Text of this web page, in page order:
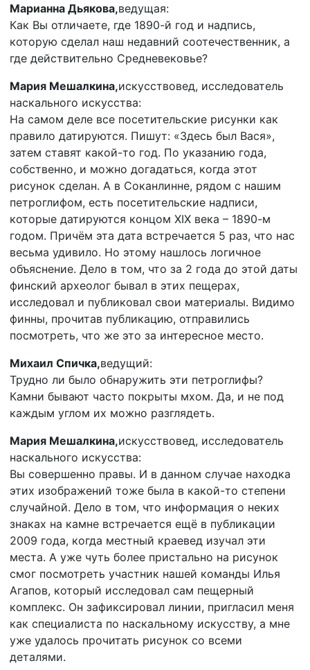
Марианна Дьякова,ведущая:
Как Вы отличаете, где 1890-й год и надпись,
которую сделал наш недавний соотечественник, а
где действительно Средневековье?
Мария Мешалкина,искусствовед, исследователь
наскального искусства:
На самом деле все посетительские рисунки как
правило датируются. Пишут: «Здесь был Вася»,
затем ставят какой-то год. По указанию года,
собственно, и можно догадаться, когда этот
рисунок сделан. А в Соканлинне, рядом с нашим
петроглифом, есть посетительские надписи,
которые датируются концом XIX века – 1890-м
годом. Причём эта дата встречается 5 раз, что нас
весьма удивило. Но этому нашлось логичное
объяснение. Дело в том, что за 2 года до этой даты
финский археолог бывал в этих пещерах,
исследовал и публиковал свои материалы. Видимо
финны, прочитав публикацию, отправились
посмотреть, что же это за интересное место.
Михаил Спичка,ведущий:
Трудно ли было обнаружить эти петроглифы?
Камни бывают часто покрыты мхом. Да, и не под
каждым углом их можно разглядеть.
Мария Мешалкина,искусствовед, исследователь
наскального искусства:
Вы совершенно правы. И в данном случае находка
этих изображений тоже была в какой-то степени
случайной. Дело в том, что информация о неких
знаках на камне встречается ещё в публикации
2009 года, когда местный краевед изучал эти
места. А уже чуть более пристально на рисунок
смог посмотреть участник нашей команды Илья
Агапов, который исследовал сам пещерный
комплекс. Он зафиксировал линии, пригласил меня
как специалиста по наскальному искусству, а мне
уже удалось прочитать рисунок со всеми
деталями.